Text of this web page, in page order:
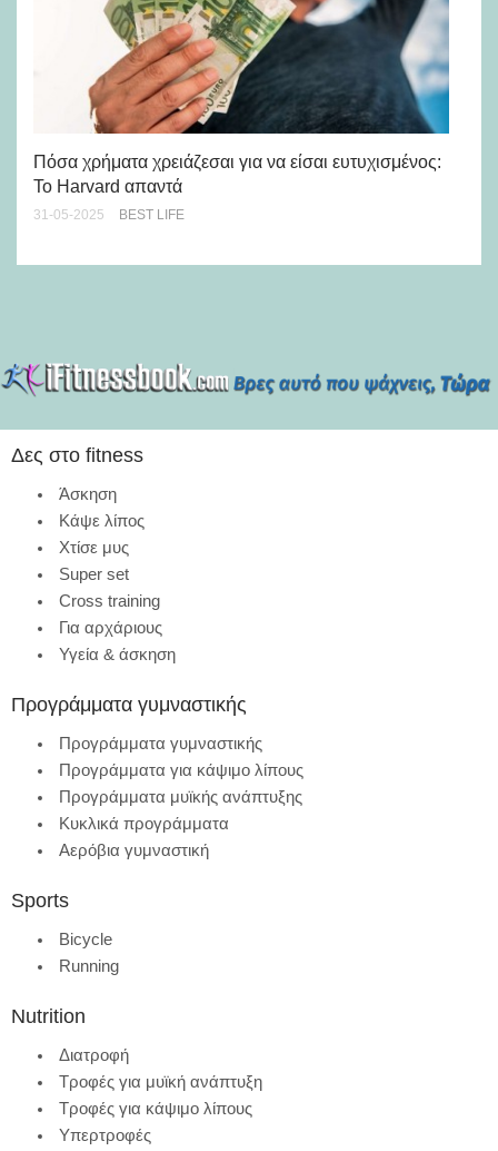
Πόσα χρήματα χρειάζεσαι για να είσαι ευτυχισμένος:
Το Harvard απαντά
31-05-2025 BEST LIFE
Δες στο fitness
Άσκηση
Κάψε λίπος
Χτίσε μυς
Super set
Cross training
Για αρχάριους
Υγεία & άσκηση
Προγράμματα γυμναστικής
Προγράμματα γυμναστικής
Προγράμματα για κάψιμο λίπους
Προγράμματα μυϊκής ανάπτυξης
Κυκλικά προγράμματα
Αερόβια γυμναστική
Sports
Bicycle
Running
Nutrition
Διατροφή
Τροφές για μυϊκή ανάπτυξη
Τροφές για κάψιμο λίπους
Υπερτροφές